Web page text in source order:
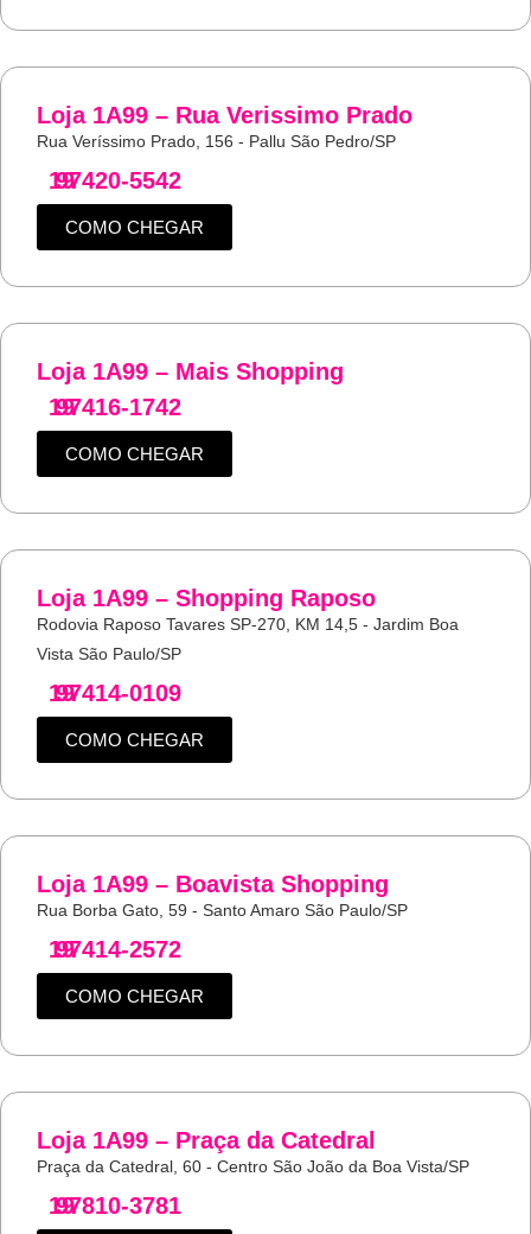
Loja 1A99 – Rua Verissimo Prado
Rua Veríssimo Prado, 156 - Pallu São Pedro/SP
19
97420-5542
COMO CHEGAR
Loja 1A99 – Mais Shopping
19
97416-1742
COMO CHEGAR
Loja 1A99 – Shopping Raposo
Rodovia Raposo Tavares SP-270, KM 14,5 - Jardim Boa
Vista São Paulo/SP
19
97414-0109
COMO CHEGAR
Loja 1A99 – Boavista Shopping
Rua Borba Gato, 59 - Santo Amaro São Paulo/SP
19
97414-2572
COMO CHEGAR
Loja 1A99 – Praça da Catedral
Praça da Catedral, 60 - Centro São João da Boa Vista/SP
19
97810-3781